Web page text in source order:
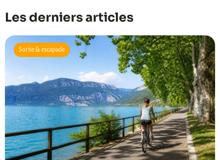
Les derniers articles
Sortie & escapade